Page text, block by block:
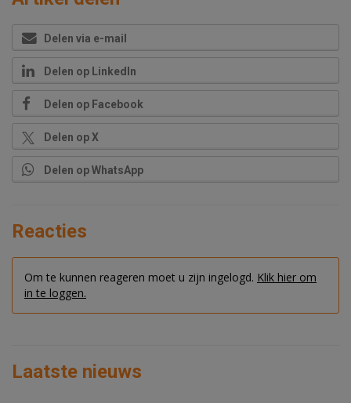
Delen via e-mail
Delen op LinkedIn
Delen op Facebook
Delen op X
Delen op WhatsApp
Reacties
Om te kunnen reageren moet u zijn ingelogd. Klik hier om
in te loggen.
Laatste nieuws